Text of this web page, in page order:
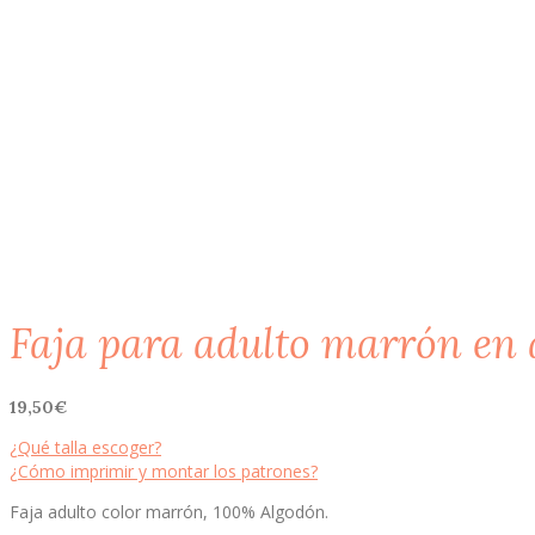
Faja para adulto marrón en
19,50€
¿Qué talla escoger?
¿Cómo imprimir y montar los patrones?
Faja adulto color marrón, 100% Algodón.